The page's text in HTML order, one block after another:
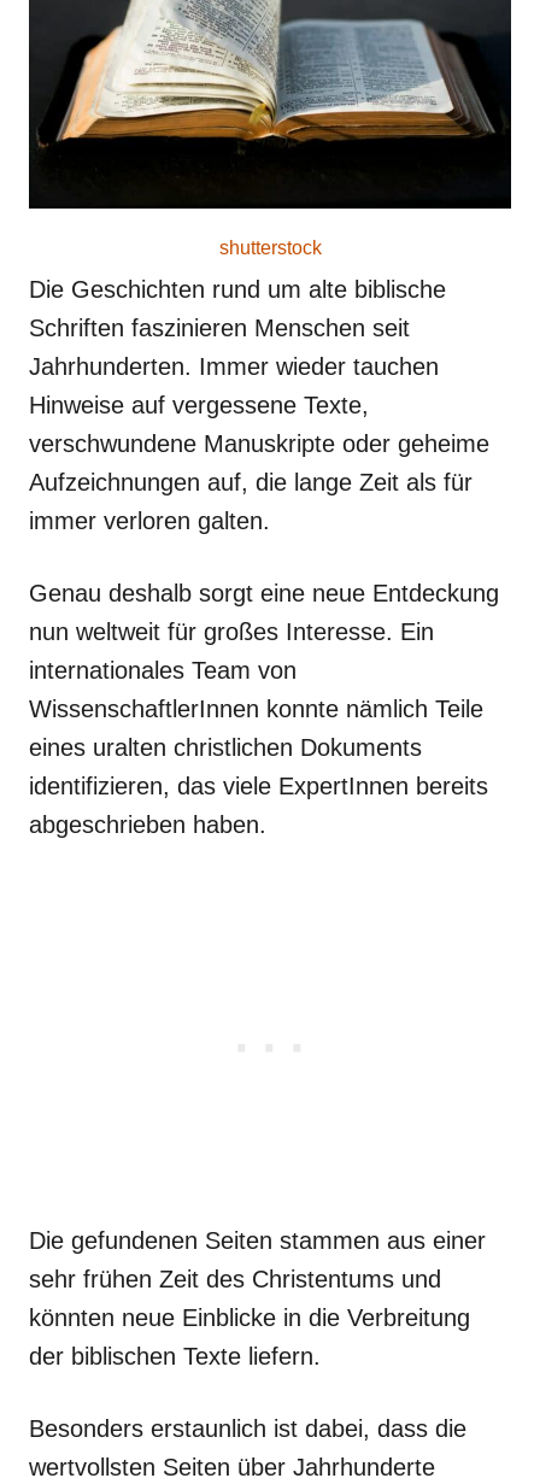
shutterstock
Die Geschichten rund um alte biblische
Schriften faszinieren Menschen seit
Jahrhunderten. Immer wieder tauchen
Hinweise auf vergessene Texte,
verschwundene Manuskripte oder geheime
Aufzeichnungen auf, die lange Zeit als für
immer verloren galten.
Genau deshalb sorgt eine neue Entdeckung
nun weltweit für großes Interesse. Ein
internationales Team von
WissenschaftlerInnen konnte nämlich Teile
eines uralten christlichen Dokuments
identifizieren, das viele ExpertInnen bereits
abgeschrieben haben.
Die gefundenen Seiten stammen aus einer
sehr frühen Zeit des Christentums und
könnten neue Einblicke in die Verbreitung
der biblischen Texte liefern.
Besonders erstaunlich ist dabei, dass die
wertvollsten Seiten über Jahrhunderte